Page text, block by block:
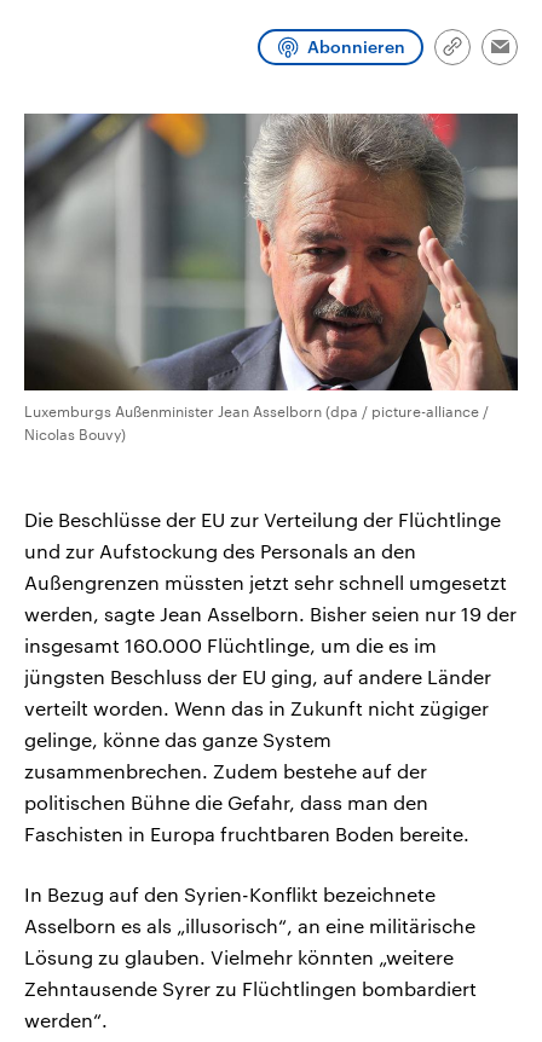
Abonnieren
Link
Luxemburgs Außenminister Jean Asselborn (dpa / picture-alliance /
Nicolas Bouvy)
Die Beschlüsse der EU zur Verteilung der Flüchtlinge
und zur Aufstockung des Personals an den
Außengrenzen müssten jetzt sehr schnell umgesetzt
werden, sagte Jean Asselborn. Bisher seien nur 19 der
insgesamt 160.000 Flüchtlinge, um die es im
jüngsten Beschluss der EU ging, auf andere Länder
verteilt worden. Wenn das in Zukunft nicht zügiger
gelinge, könne das ganze System
zusammenbrechen. Zudem bestehe auf der
politischen Bühne die Gefahr, dass man den
Faschisten in Europa fruchtbaren Boden bereite.
In Bezug auf den Syrien-Konflikt bezeichnete
Asselborn es als „illusorisch“, an eine militärische
Lösung zu glauben. Vielmehr könnten „weitere
Zehntausende Syrer zu Flüchtlingen bombardiert
werden“.